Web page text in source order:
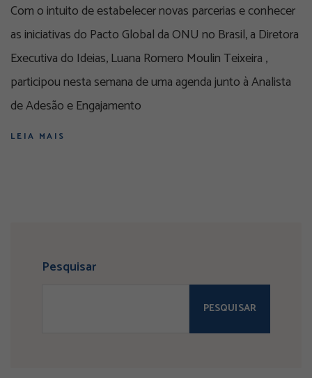
Com o intuito de estabelecer novas parcerias e conhecer
as iniciativas do Pacto Global da ONU no Brasil, a Diretora
Executiva do Ideias, Luana Romero Moulin Teixeira ,
participou nesta semana de uma agenda junto à Analista
de Adesão e Engajamento
LEIA MAIS
Pesquisar
PESQUISAR